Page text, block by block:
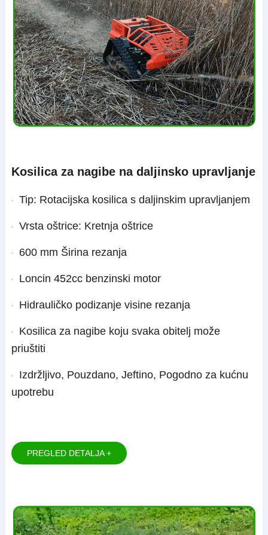
Kosilica za nagibe na daljinsko upravljanje
Tip: Rotacijska kosilica s daljinskim upravljanjem
Vrsta oštrice: Kretnja oštrice
600 mm Širina rezanja
Loncin 452cc benzinski motor
Hidrauličko podizanje visine rezanja
Kosilica za nagibe koju svaka obitelj može
priuštiti
Izdržljivo, Pouzdano, Jeftino, Pogodno za kućnu
upotrebu
PREGLED DETALJA +